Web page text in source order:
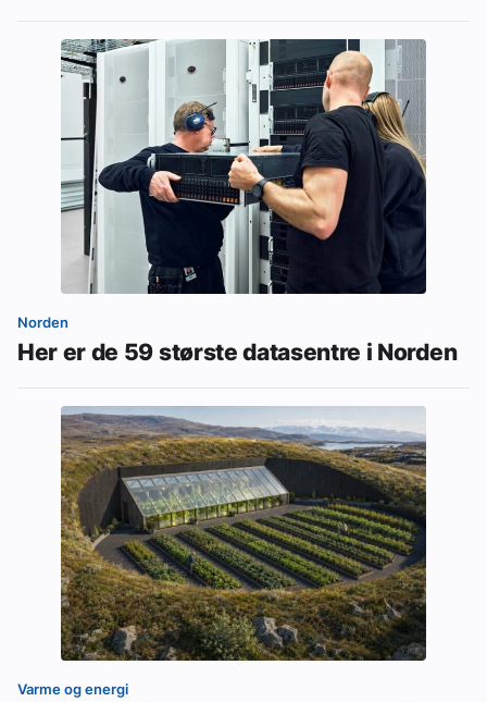
Norden
Her er de 59 største datasentre i Norden
Varme og energi